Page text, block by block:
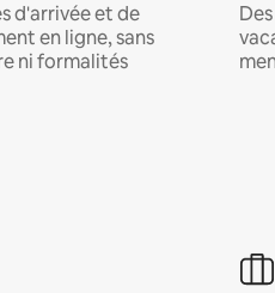
d'arrivée et de
en ligne, sans
ni formalités